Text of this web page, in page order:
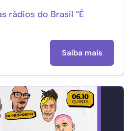
rádios do Brasil “É
Saiba mais